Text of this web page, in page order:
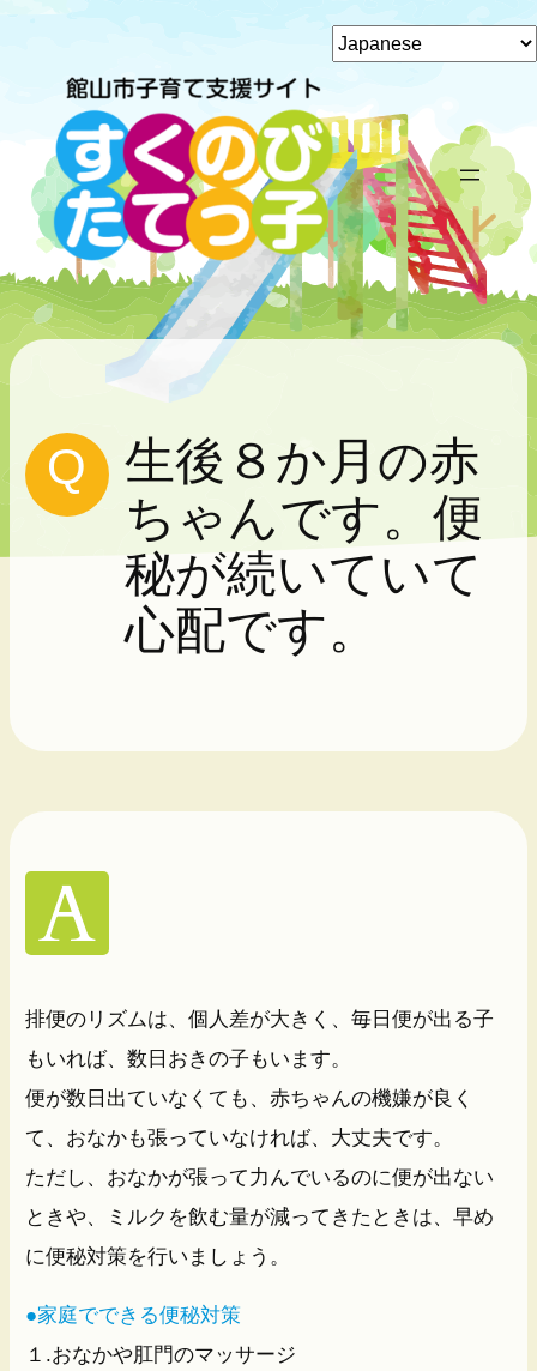
生後８か月の赤
ちゃんです。便
秘が続いていて
心配です。
排便のリズムは、個人差が大きく、毎日便が出る子
もいれば、数日おきの子もいます。
便が数日出ていなくても、赤ちゃんの機嫌が良く
て、おなかも張っていなければ、大丈夫です。
ただし、おなかが張って力んでいるのに便が出ない
ときや、ミルクを飲む量が減ってきたときは、早め
に便秘対策を行いましょう。
●家庭でできる便秘対策
１.おなかや肛門のマッサージ